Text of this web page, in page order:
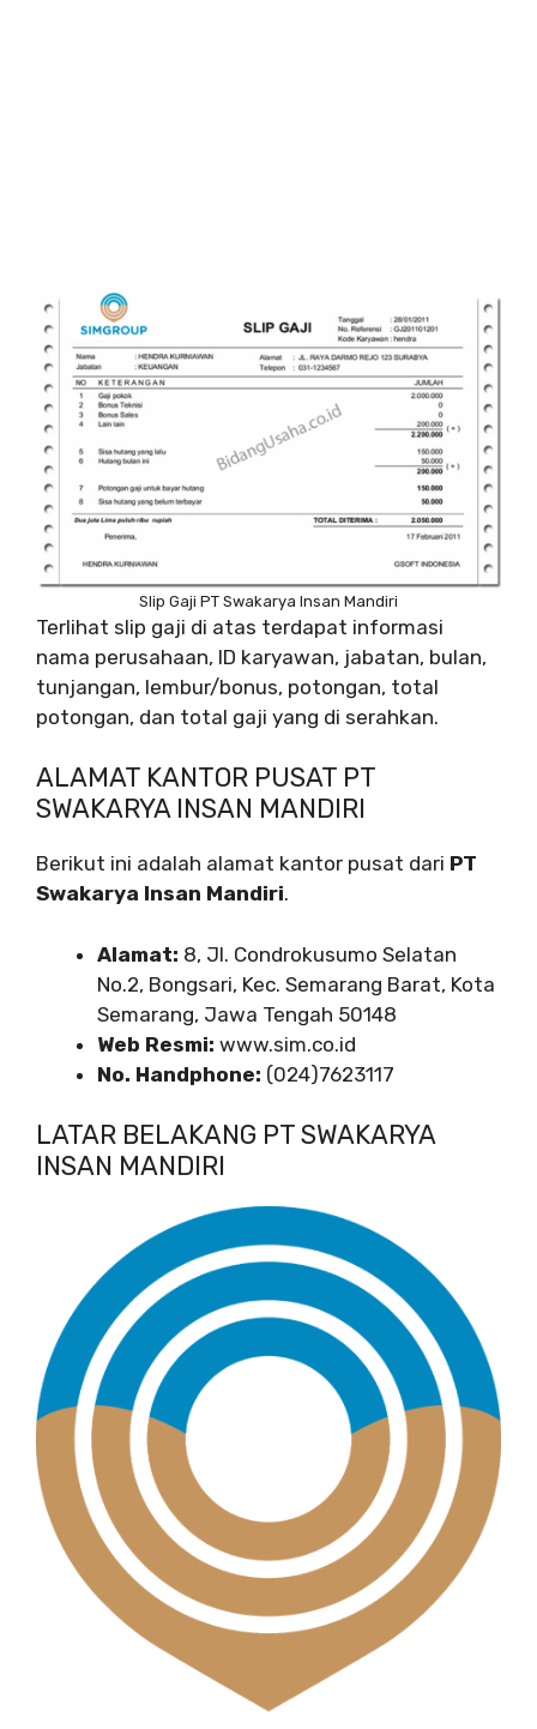
Slip Gaji PT Swakarya Insan Mandiri
Terlihat slip gaji di atas terdapat informasi
nama perusahaan, ID karyawan, jabatan, bulan,
tunjangan, lembur/bonus, potongan, total
potongan, dan total gaji yang di serahkan.
ALAMAT KANTOR PUSAT PT
SWAKARYA INSAN MANDIRI
Berikut ini adalah alamat kantor pusat dari PT
Swakarya Insan Mandiri.
Alamat: 8, Jl. Condrokusumo Selatan
No.2, Bongsari, Kec. Semarang Barat, Kota
Semarang, Jawa Tengah 50148
Web Resmi: www.sim.co.id
No. Handphone: (024)7623117
LATAR BELAKANG PT SWAKARYA
INSAN MANDIRI